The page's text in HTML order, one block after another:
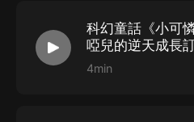
科幻童話《小可
啞兒的逆天成長
4min